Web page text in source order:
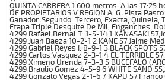
QUINTA CARRERA 1.600 metros. A las 17:25
DE PROPIETARIOS V REGION A. G. Pista
Ganador, Segundo, Tercero, Exacta, Quinela,
Etapa Triple Desquite De Mil, Enganches,
4299 Rafael Bernal T. 1-5-14 1 KANASAKI
4299 Juan Baeza 10-2-1 2 KANE 57,Jaime
4299 Gabriel Reyes I. 8-9-1 3 BLACK SPOTS
4299 Carlos Vasquez 2-3-1 4 EL TERRIBLE
4299 Ximeno Urenda 7-3-3 5 BUCEFALO
4299 Braulio Gomez 4-5-9 6 WHITE SAND
4299 Gonzalo Vegas 2-1-6 7 KAPU